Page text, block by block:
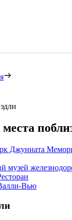
Джуниата
музей
Вью